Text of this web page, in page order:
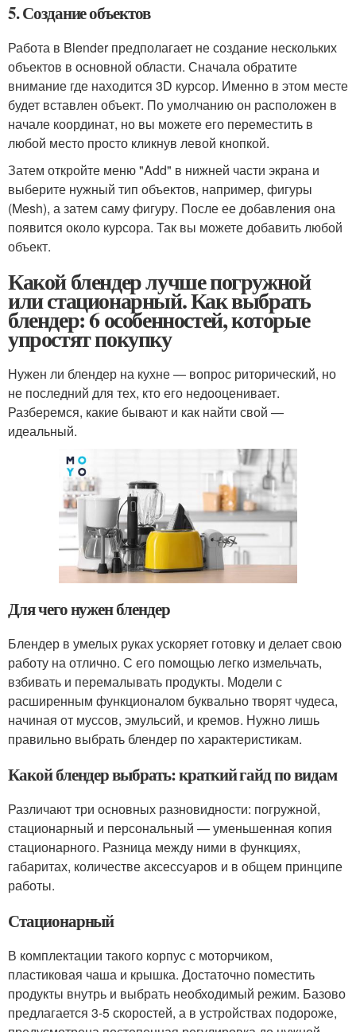
5. Создание объектов
Работа в Blender предполагает не создание нескольких
объектов в основной области. Сначала обратите
внимание где находится 3D курсор. Именно в этом месте
будет вставлен объект. По умолчанию он расположен в
начале координат, но вы можете его переместить в
любой место просто кликнув левой кнопкой.
Затем откройте меню "Add" в нижней части экрана и
выберите нужный тип объектов, например, фигуры
(Mesh), а затем саму фигуру. После ее добавления она
появится около курсора. Так вы можете добавить любой
объект.
Какой блендер лучше погружной
или стационарный. Как выбрать
блендер: 6 особенностей, которые
упростят покупку
Нужен ли блендер на кухне — вопрос риторический, но
не последний для тех, кто его недооценивает.
Разберемся, какие бывают и как найти свой —
идеальный.
Для чего нужен блендер
Блендер в умелых руках ускоряет готовку и делает свою
работу на отлично. С его помощью легко измельчать,
взбивать и перемалывать продукты. Модели с
расширенным функционалом буквально творят чудеса,
начиная от муссов, эмульсий, и кремов. Нужно лишь
правильно выбрать блендер по характеристикам.
Какой блендер выбрать: краткий гайд по видам
Различают три основных разновидности: погружной,
стационарный и персональный — уменьшенная копия
стационарного. Разница между ними в функциях,
габаритах, количестве аксессуаров и в общем принципе
работы.
Стационарный
В комплектации такого корпус с моторчиком,
пластиковая чаша и крышка. Достаточно поместить
продукты внутрь и выбрать необходимый режим. Базово
предлагается 3-5 скоростей, а в устройствах подороже,